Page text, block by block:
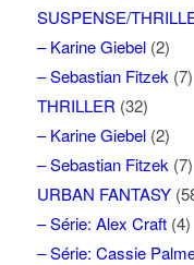
SUSPENSE/
– Karine Giebel(2)
– Sebastian Fitzek (7)
THRILLER (32)
– Karine Giebel(2)
– Sebastian Fitzek (7)
URBAN FANTASY
– Série: Alex Craft(4)
– Série: Cassie